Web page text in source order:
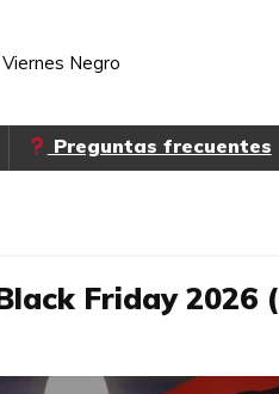
Negro
Preguntas frecuentes
Friday 2026